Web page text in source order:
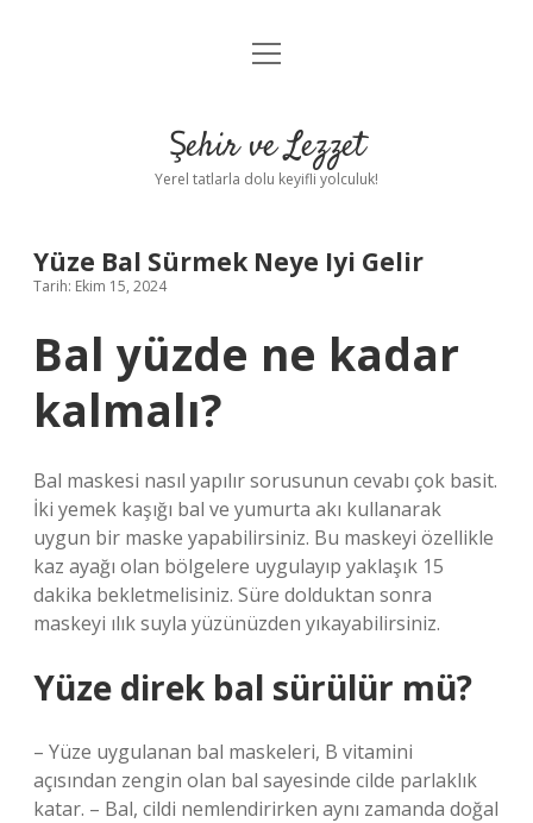
Anasayfa
Yasal Uyarı
menüyü
Şehir ve Lezzet
Yerel tatlarla dolu keyifli yolculuk!
Yüze Bal Sürmek Neye Iyi Gelir
Tarih: Ekim 15, 2024
Bal yüzde ne kadar
kalmalı?
Bal maskesi nasıl yapılır sorusunun cevabı çok basit.
İki yemek kaşığı bal ve yumurta akı kullanarak
uygun bir maske yapabilirsiniz. Bu maskeyi özellikle
kaz ayağı olan bölgelere uygulayıp yaklaşık 15
dakika bekletmelisiniz. Süre dolduktan sonra
maskeyi ılık suyla yüzünüzden yıkayabilirsiniz.
Yüze direk bal sürülür mü?
– Yüze uygulanan bal maskeleri, B vitamini
açısından zengin olan bal sayesinde cilde parlaklık
katar. – Bal, cildi nemlendirirken aynı zamanda doğal